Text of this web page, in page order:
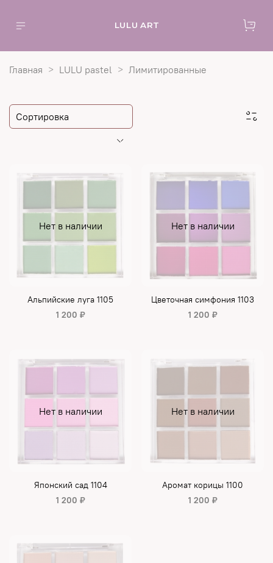
LULU ART
Главная LULU pastel Лимитированные
Нет в наличии
Альпийские луга 1105
1 200 ₽
Нет в наличии
Цветочная симфония 1103
1 200 ₽
Нет в наличии
Японский сад 1104
1 200 ₽
Нет в наличии
Аромат корицы 1100
1 200 ₽